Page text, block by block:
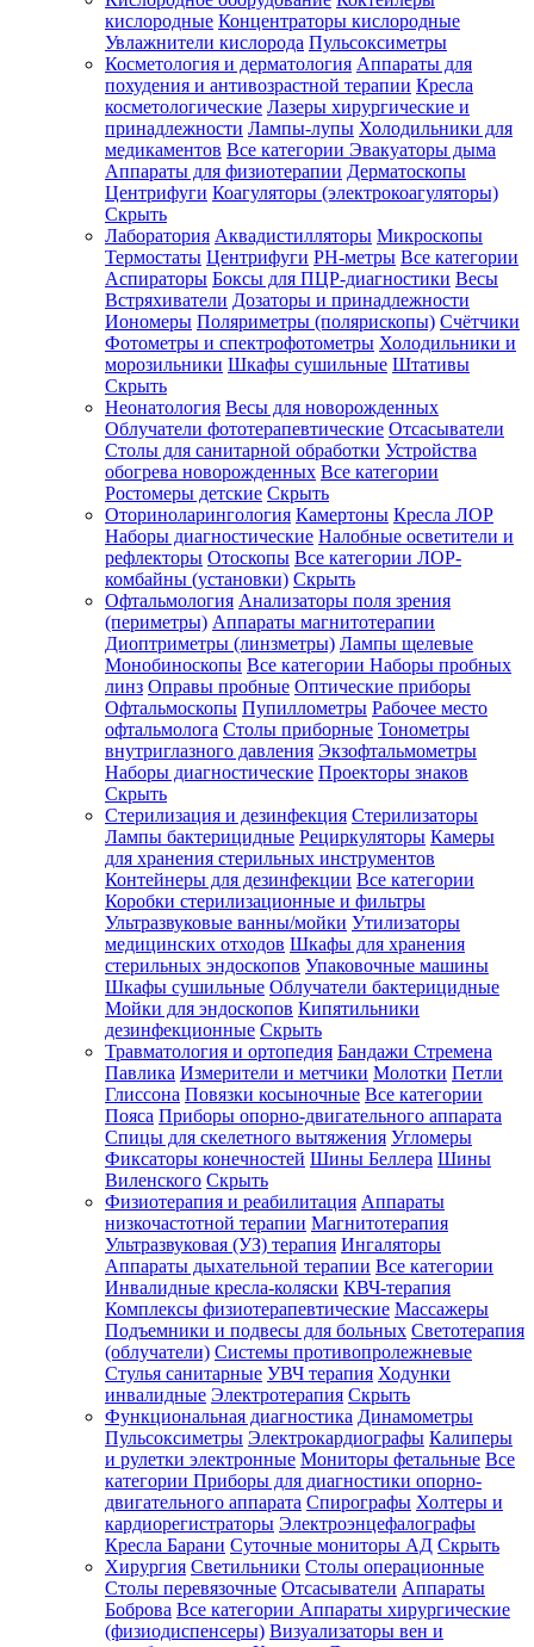
Зарегистрироваться
Зачем
регистрироваться?
Все
покупки
одном
месте
Личный
менеджер
Отслеживание
статуса
заказа
кислородные Концентраторы кислородные
Увлажнители кислорода Пульсоксиметры
Косметология и дерматология Аппараты для
похудения и антивозрастной терапии Кресла
косметологические Лазеры хирургические и
принадлежности Лампы-лупы Холодильники для
медикаментов Все категории Эвакуаторы дыма
Аппараты для физиотерапии Дерматоскопы
Центрифуги Коагуляторы (электрокоагуляторы)
Скрыть
Лаборатория Аквадистилляторы Микроскопы
Термостаты Центрифуги PH-метры Все категории
Аспираторы Боксы для ПЦР-диагностики Весы
Встряхиватели Дозаторы и принадлежности
Иономеры Поляриметры (полярископы) Счётчики
Фотометры и спектрофотометры Холодильники и
морозильники Шкафы сушильные Штативы
Скрыть
Неонатология Весы для новорожденных
Облучатели фототерапевтические Отсасыватели
Столы для санитарной обработки Устройства
обогрева новорожденных Все категории
Ростомеры детские Скрыть
Оториноларингология Камертоны Кресла ЛОР
Наборы диагностические Налобные осветители и
рефлекторы Отоскопы Все категории ЛОР-
комбайны (установки) Скрыть
Офтальмология Анализаторы поля зрения
(периметры) Аппараты магнитотерапии
Диоптриметры (линзметры) Лампы щелевые
Монобиноскопы Все категории Наборы пробных
линз Оправы пробные Оптические приборы
Офтальмоскопы Пупиллометры Рабочее место
офтальмолога Столы приборные Тонометры
внутриглазного давления Экзофтальмометры
Наборы диагностические Проекторы знаков
Скрыть
Стерилизация и дезинфекция Стерилизаторы
Лампы бактерицидные Рециркуляторы Камеры
для хранения стерильных инструментов
Контейнеры для дезинфекции Все категории
Коробки стерилизационные и фильтры
Ультразвуковые ванны/мойки Утилизаторы
медицинских отходов Шкафы для хранения
стерильных эндоскопов Упаковочные машины
Шкафы сушильные Облучатели бактерицидные
Мойки для эндоскопов Кипятильники
дезинфекционные Скрыть
Травматология и ортопедия Бандажи Стремена
Павлика Измерители и метчики Молотки Петли
Глиссона Повязки косыночные Все категории
Пояса Приборы опорно-двигательного аппарата
Спицы для скелетного вытяжения Угломеры
Фиксаторы конечностей Шины Беллера Шины
Виленского Скрыть
Физиотерапия и реабилитация Аппараты
низкочастотной терапии Магнитотерапия
Ультразвуковая (УЗ) терапия Ингаляторы
Аппараты дыхательной терапии Все категории
Инвалидные кресла-коляски КВЧ-терапия
Комплексы физиотерапевтические Массажеры
Подъемники и подвесы для больных Светотерапия
(облучатели) Системы противопролежневые
Стулья санитарные УВЧ терапия Ходунки
инвалидные Электротерапия Скрыть
Функциональная диагностика Динамометры
Пульсоксиметры Электрокардиографы Калиперы
и рулетки электронные Мониторы фетальные Все
категории Приборы для диагностики опорно-
двигательного аппарата Спирографы Холтеры и
кардиорегистраторы Электроэнцефалографы
Кресла Барани Суточные мониторы АД Скрыть
Хирургия Светильники Столы операционные
Столы перевязочные Отсасыватели Аппараты
Боброва Все категории Аппараты хирургические
(физиодиспенсеры) Визуализаторы вен и